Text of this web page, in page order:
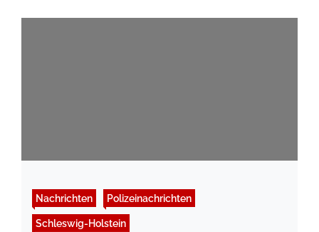
Nachrichten Polizeinachrichten
Schleswig-Holstein